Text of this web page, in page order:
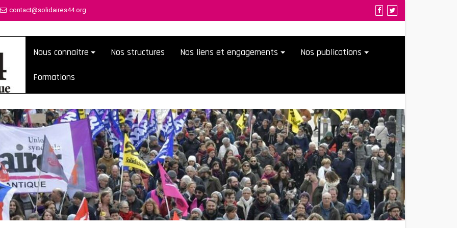
contact@solidaires44.org
Nous connaitre Nos structures Nos liens et engagements Nos publications
Formations